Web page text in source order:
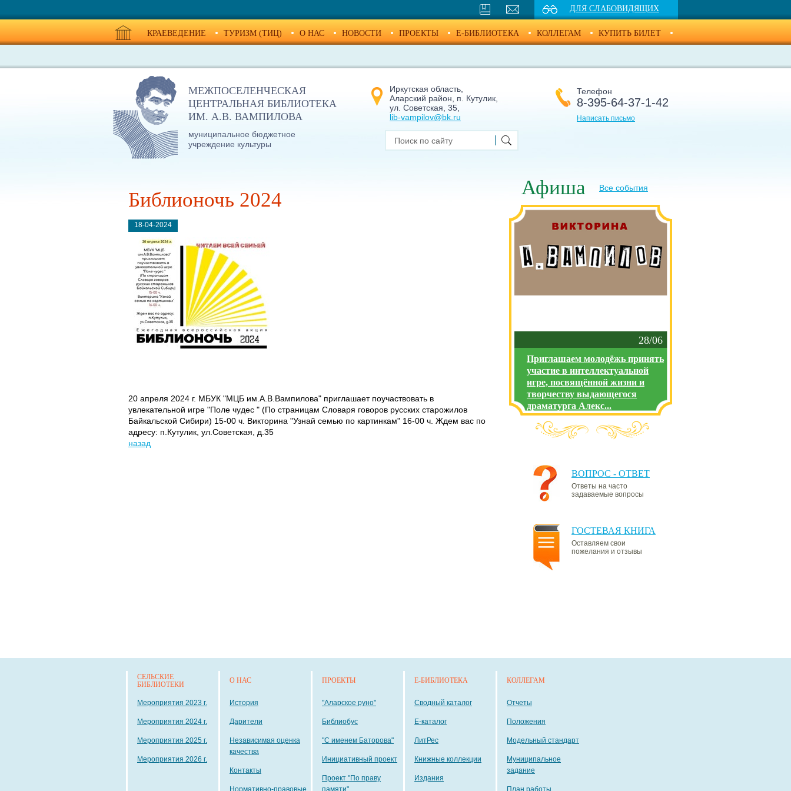
ДЛЯ СЛАБОВИДЯЩИХ
КРАЕВЕДЕНИЕ ТУРИЗМ (ТИЦ) О НАС НОВОСТИ ПРОЕКТЫ E-БИБЛИОТЕКА КОЛЛЕГАМ КУПИТЬ БИЛЕТ
МЕЖПОСЕЛЕНЧЕСКАЯ
ЦЕНТРАЛЬНАЯ БИБЛИОТЕКА
ИМ. А.В. ВАМПИЛОВА
муниципальное бюджетное
учреждение культуры
Иркутская область,
Аларский район, п. Кутулик,
ул. Советская, 35,
lib-vampilov@bk.ru
Телефон
8-395-64-37-1-42
Написать письмо
Библионочь 2024
18-04-2024
20 апреля 2024 г. МБУК "МЦБ им.А.В.Вампилова" приглашает поучаствовать в
увлекательной игре "Поле чудес " (По страницам Словаря говоров русских старожилов
Байкальской Сибири) 15-00 ч. Викторина "Узнай семью по картинкам" 16-00 ч. Ждем вас по
адресу: п.Кутулик, ул.Советская, д.35
назад
Афиша Все события
28/06
Приглашаем молодёжь принять
участие в интеллектуальной
игре, посвящённой жизни и
творчеству выдающегося
драматурга Алекс...
ВОПРОС - ОТВЕТ
Ответы на часто
задаваемые вопросы
ГОСТЕВАЯ КНИГА
Оставляем свои
пожелания и отзывы
СЕЛЬСКИЕ
БИБЛИОТЕКИ
Мероприятия 2023 г.
Мероприятия 2024 г.
Мероприятия 2025 г.
Мероприятия 2026 г.
О НАС
История
Дарители
Независимая оценка
качества
Контакты
Нормативно-правовые
ПРОЕКТЫ
"Аларское руно"
Библиобус
"С именем Баторова"
Инициативный проект
Проект "По праву
памяти"
E-БИБЛИОТЕКА
Сводный каталог
E-каталог
ЛитРес
Книжные коллекции
Издания
КОЛЛЕГАМ
Отчеты
Положения
Модельный стандарт
Муниципальное
задание
План работы